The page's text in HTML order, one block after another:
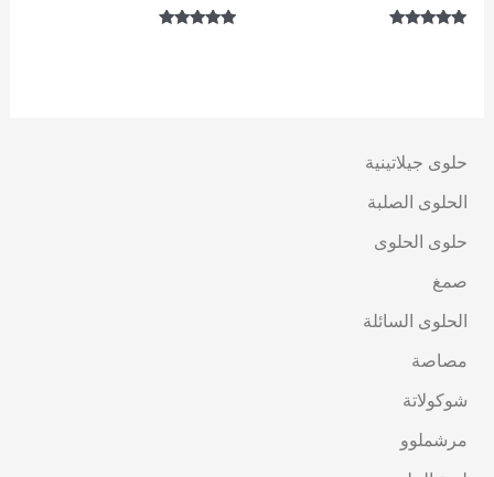
حلوى جيلاتينية
الحلوى الصلبة
حلوى الحلوى
صمغ
الحلوى السائلة
مصاصة
شوكولاتة
مرشملوو